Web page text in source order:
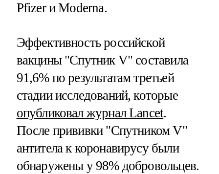
Pfizer и Moderna.
Эффективность российской
вакцины "Спутник V" составила
91,6% по результатам третьей
стадии исследований, которые
опубликовал журнал Lancet.
После прививки "Спутником V"
антитела к коронавирусу были
обнаружены у 98% добровольцев.